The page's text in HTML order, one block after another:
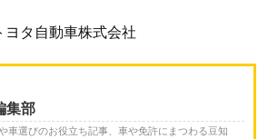
ヨタ自動車株式会社
集部
車選びのお役立ち記事、車や免許にまつわる豆知